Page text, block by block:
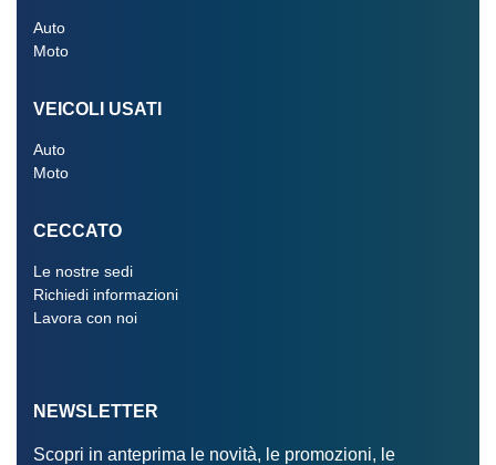
Auto
Moto
VEICOLI USATI
Auto
Moto
CECCATO
Le nostre sedi
Richiedi informazioni
Lavora con noi
NEWSLETTER
Scopri in anteprima le novità, le promozioni, le